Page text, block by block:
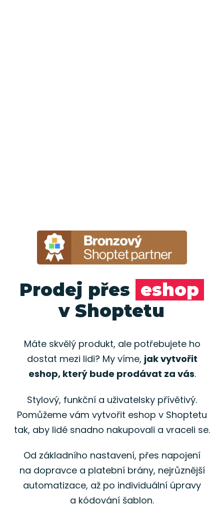
Prodej přes eshop
v Shoptetu
Máte skvělý produkt, ale potřebujete ho
dostat mezi lidi? My víme, jak vytvořit
eshop, který bude prodávat za vás.
Stylový, funkční a uživatelsky přívětivý.
Pomůžeme vám vytvořit eshop v Shoptetu
tak, aby lidé snadno nakupovali a vraceli se.
Od základního nastavení, přes napojení
na dopravce a platební brány, nejrůznější
automatizace, až po individuální úpravy
a kódování šablon.